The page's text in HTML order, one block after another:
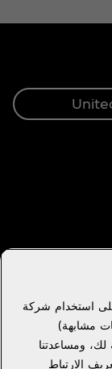
استخدام شركة
مشابهة)
ومساعدتنا
الارتباط